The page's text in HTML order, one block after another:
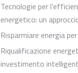
Tecnologie per
energetico: un
Risparmiare energia
Riqualificazione
investimento